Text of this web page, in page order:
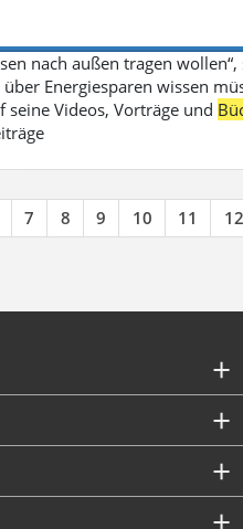
nach außen tragen
über Energiesparen wissen
Videos, Vorträge und
7 8 9 10 11 12